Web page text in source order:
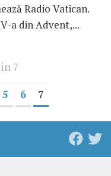
Radio Vatican.
a din Advent,...
7
5 6 7